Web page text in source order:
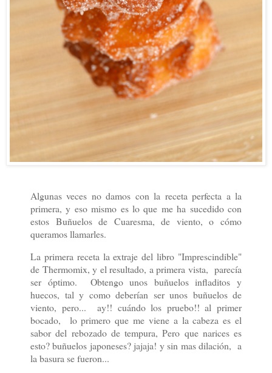
Algunas veces no damos con la receta perfecta a la
primera, y eso mismo es lo que me ha sucedido con
estos Buñuelos de Cuaresma, de viento, o cómo
queramos llamarles.
La primera receta la extraje del libro "Imprescindible"
de Thermomix, y el resultado, a primera vista, parecía
ser óptimo. Obtengo unos buñuelos infladitos y
huecos, tal y como deberían ser unos buñuelos de
viento, pero... ay!! cuándo los pruebo!! al primer
bocado, lo primero que me viene a la cabeza es el
sabor del rebozado de tempura, Pero que narices es
esto? buñuelos japoneses? jajaja! y sin mas dilación, a
la basura se fueron...